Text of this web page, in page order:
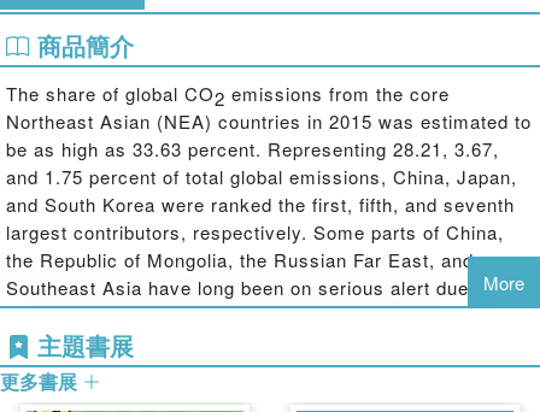
商品簡介
The share of global CO2 emissions from the core
Northeast Asian (NEA) countries in 2015 was estimated to
be as high as 33.63 percent. Representing 28.21, 3.67,
and 1.75 percent of total global emissions, China, Japan,
and South Korea were ranked the first, fifth, and seventh
largest contributors, respectively. Some parts of China,
the Republic of Mongolia, the Russian Far East, and
Southeast Asia have long been on serious alert due to
accelerated deforestation. With their rapid population
growth and economic development, the core countries of
Northeast Asia are responsible both directly and indirectly
for numerous environmental problems. Urgent individual
More
主題書展
更多書展